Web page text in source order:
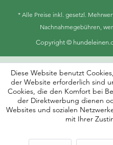
* Alle Preise inkl. gesetzl.
Nachnahmegebühren,
Copyright ©
Diese Website benutzt
der Website erforderlich sind
Cookies, die den Komfort bei
der Direktwerbung dienen
Websites und sozialen
mit Ihrer